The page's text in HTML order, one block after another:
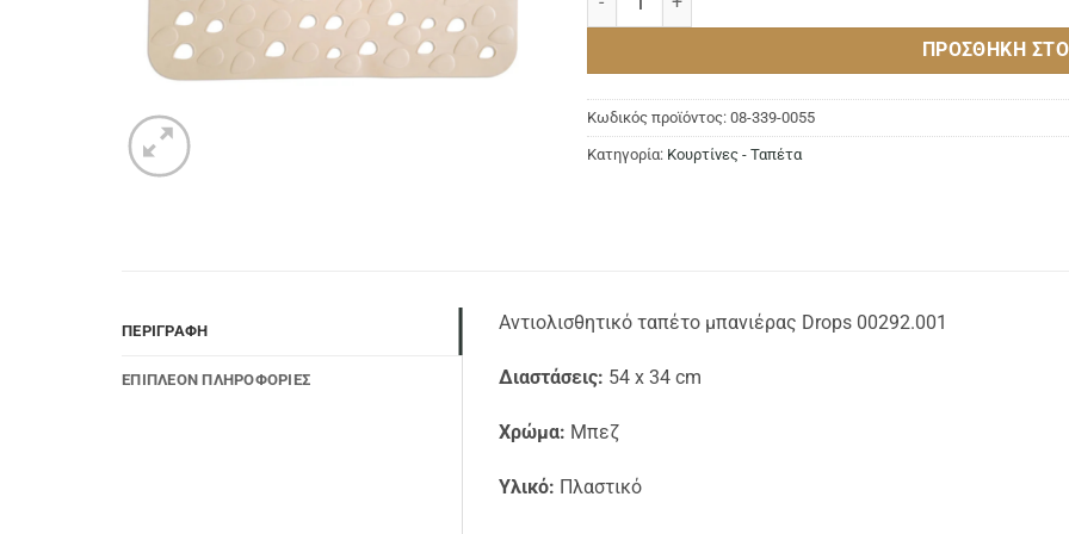
ΠΡΟΣΘΉΚΗ ΣΤΟ
Κωδικός προϊόντος: 08-339-0055
Κατηγορία: Κουρτίνες - Ταπέτα
ΠΕΡΙΓΡΑΦΉ
ΕΠΙΠΛΈΟΝ ΠΛΗΡΟΦΟΡΊΕΣ
Αντιολισθητικό ταπέτο μπανιέρας Drops 00292.001
Διαστάσεις: 54 x 34 cm
Χρώμα: Μπεζ
Υλικό: Πλαστικό